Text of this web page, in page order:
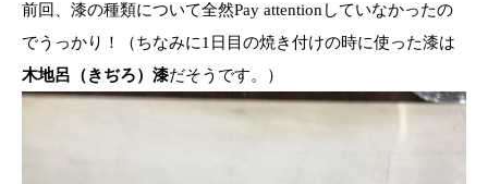
前回、漆の種類について全然Pay attentionしていなかったの
でうっかり！（ちなみに1日目の焼き付けの時に使った漆は
木地呂（きぢろ）漆だそうです。）